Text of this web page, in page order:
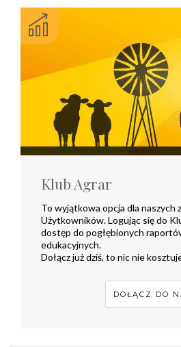
Klub Agrar
To wyjątkowa opcja dla naszych
Użytkowników. Logując się do
dostęp do pogłębionych
edukacyjnych.
Dołącz już dziś, to nic nie
DOŁĄCZ DO